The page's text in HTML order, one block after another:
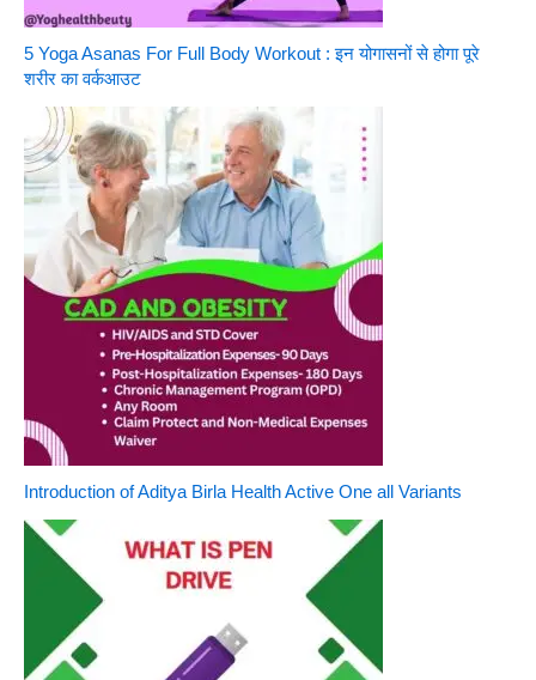
5 Yoga Asanas For Full Body Workout : इन योगासनों से होगा पूरे
शरीर का वर्कआउट
Introduction of Aditya Birla Health Active One all Variants